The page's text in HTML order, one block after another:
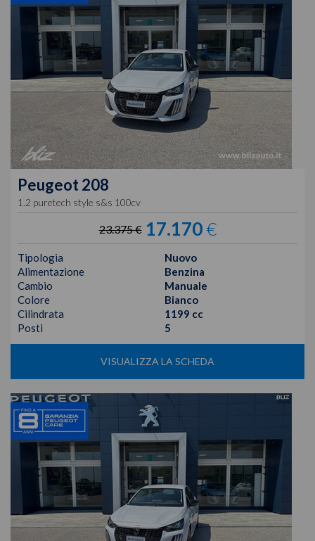
Peugeot 208
1.2 puretech style s&s 100cv
23.375 € 17.170€
Tipologia
Nuovo
Alimentazione
Benzina
Cambio
Manuale
Colore
Bianco
Cilindrata
1199 cc
Posti
5
VISUALIZZA LA SCHEDA